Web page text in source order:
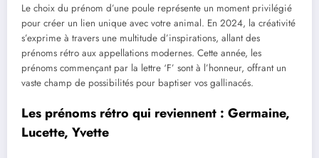
Le choix du prénom d’une poule représente un moment privilégié
pour créer un lien unique avec votre animal. En 2024, la créativité
s’exprime à travers une multitude d’inspirations, allant des
prénoms rétro aux appellations modernes. Cette année, les
prénoms commençant par la lettre ‘F’ sont à l’honneur, offrant un
vaste champ de possibilités pour baptiser vos gallinacés.
Les prénoms rétro qui reviennent : Germaine,
Lucette, Yvette